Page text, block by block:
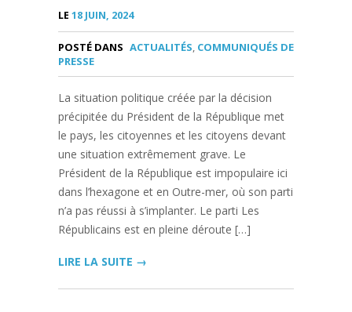
LE 18 JUIN, 2024
POSTÉ DANS ACTUALITÉS, COMMUNIQUÉS DE
PRESSE
La situation politique créée par la décision
précipitée du Président de la République met
le pays, les citoyennes et les citoyens devant
une situation extrêmement grave. Le
Président de la République est impopulaire ici
dans l’hexagone et en Outre-mer, où son parti
n’a pas réussi à s’implanter. Le parti Les
Républicains est en pleine déroute […]
LIRE LA SUITE →